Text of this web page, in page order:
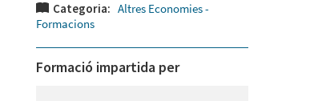
Categoria: Altres Economies -
Formacions
Formació impartida per